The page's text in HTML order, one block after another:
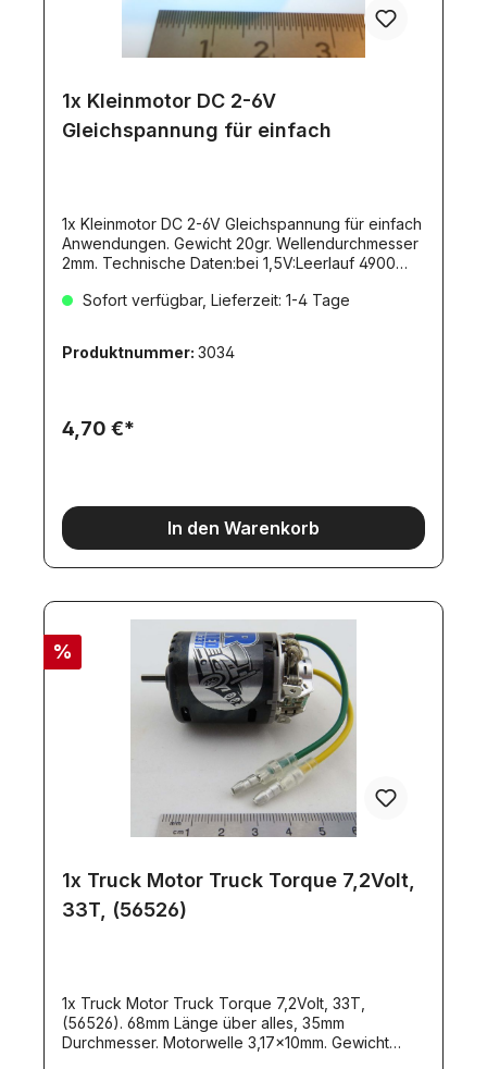
1x Kleinmotor DC 2-6V
Gleichspannung für einfach
1x Kleinmotor DC 2-6V Gleichspannung für einfach
Anwendungen. Gewicht 20gr. Wellendurchmesser
2mm. Technische Daten:bei 1,5V:Leerlauf 4900
3,0V:Leerlauf 10.300 U/min. 0,17ABelastung 7.350
Abtriebswelle: 8,5mm und Durchmesser:
Sofort verfügbar, Lieferzeit: 1-4 Tage
Produktnummer: 3034
4,70 €*
In den Warenkorb
%
1x Truck Motor Truck Torque 7,2Volt,
33T, (56526)
1x Truck Motor Truck Torque 7,2Volt, 33T,
(56526). 68mm Länge über alles, 35mm
Durchmesser. Motorwelle 3,17x10mm. Gewicht